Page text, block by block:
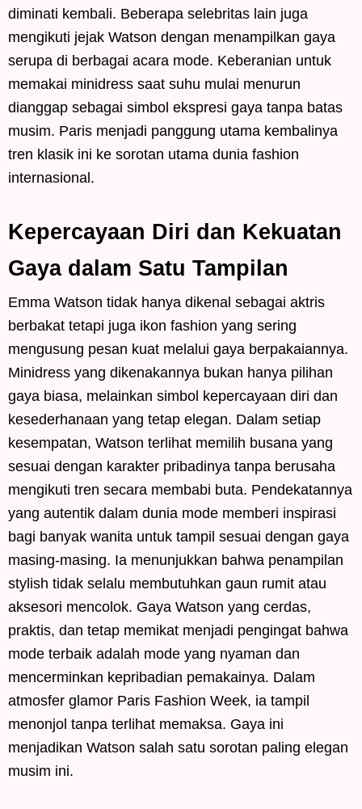
diminati kembali. Beberapa selebritas lain juga
mengikuti jejak Watson dengan menampilkan gaya
serupa di berbagai acara mode. Keberanian untuk
memakai minidress saat suhu mulai menurun
dianggap sebagai simbol ekspresi gaya tanpa batas
musim. Paris menjadi panggung utama kembalinya
tren klasik ini ke sorotan utama dunia fashion
internasional.
Kepercayaan Diri dan Kekuatan
Gaya dalam Satu Tampilan
Emma Watson tidak hanya dikenal sebagai aktris
berbakat tetapi juga ikon fashion yang sering
mengusung pesan kuat melalui gaya berpakaiannya.
Minidress yang dikenakannya bukan hanya pilihan
gaya biasa, melainkan simbol kepercayaan diri dan
kesederhanaan yang tetap elegan. Dalam setiap
kesempatan, Watson terlihat memilih busana yang
sesuai dengan karakter pribadinya tanpa berusaha
mengikuti tren secara membabi buta. Pendekatannya
yang autentik dalam dunia mode memberi inspirasi
bagi banyak wanita untuk tampil sesuai dengan gaya
masing-masing. Ia menunjukkan bahwa penampilan
stylish tidak selalu membutuhkan gaun rumit atau
aksesori mencolok. Gaya Watson yang cerdas,
praktis, dan tetap memikat menjadi pengingat bahwa
mode terbaik adalah mode yang nyaman dan
mencerminkan kepribadian pemakainya. Dalam
atmosfer glamor Paris Fashion Week, ia tampil
menonjol tanpa terlihat memaksa. Gaya ini
menjadikan Watson salah satu sorotan paling elegan
musim ini.